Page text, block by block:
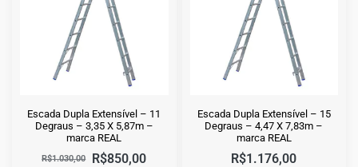
Escada Dupla Extensível – 11
Degraus – 3,35 X 5,87m –
marca REAL
R$1.030,00 R$850,00
Escada Dupla Extensível – 15
Degraus – 4,47 X 7,83m –
marca REAL
R$1.176,00